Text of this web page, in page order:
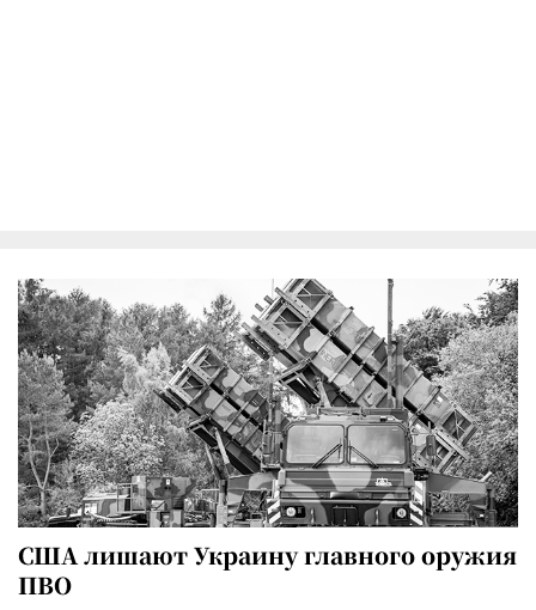
США лишают Украину главного оружия
ПВО